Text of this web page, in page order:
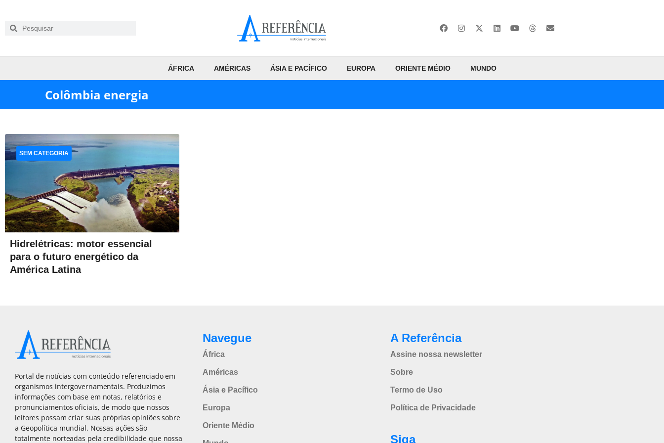
ÁFRICA AMÉRICAS ÁSIA E PACÍFICO EUROPA ORIENTE MÉDIO MUNDO
Colômbia energia
Hidrelétricas: motor essencial
para o futuro energético da
América Latina
SEM CATEGORIA
Portal de notícias com conteúdo referenciado em
organismos intergovernamentais. Produzimos
informações com base em notas, relatórios e
pronunciamentos oficiais, de modo que nossos
leitores possam criar suas próprias opiniões sobre
a Geopolítica mundial. Nossas ações são
totalmente norteadas pela credibilidade que nossa
Navegue
África
Américas
Ásia e Pacífico
Europa
Oriente Médio
A Referência
Assine nossa newsletter
Sobre
Termo de Uso
Política de Privacidade
Siga